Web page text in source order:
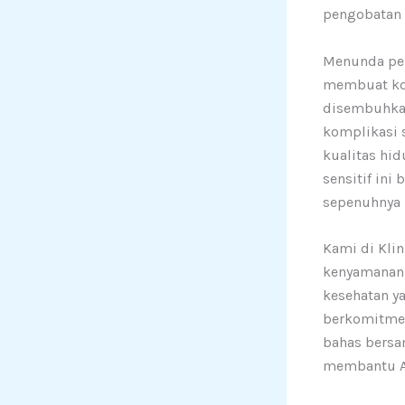
Menunda
membuat
komplikasi
kualitas
sensitif ini
Kami di
kesehatan
bahas
membantu